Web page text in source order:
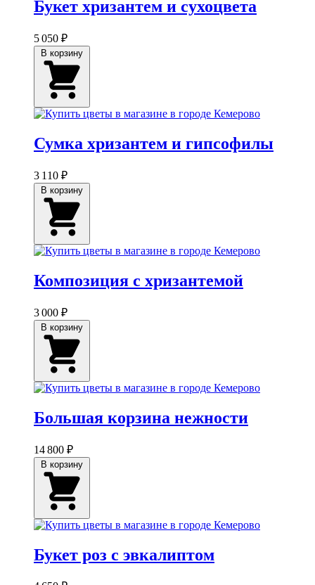
Букет хризантем и сухоцвета
5 050 ₽
Сумка хризантем и гипсофилы
3 110 ₽
Композиция с хризантемой
3 000 ₽
Большая корзина нежности
14 800 ₽
Букет роз с эвкалиптом